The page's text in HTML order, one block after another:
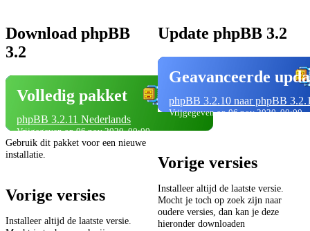
Download phpBB
3.2
Volledig pakket
phpBB 3.2.11 Nederlands
Vrijgegeven op 06 nov 2020, 00:00
Gebruik dit pakket voor een nieuwe
installatie.
Vorige versies
Installeer altijd de laatste versie.
Update phpBB 3.2
Geavanceerde
phpBB 3.2.10 naar phpBB
Vrijgegeven op 06 nov 2020, 00:00
Vorige versies
Installeer altijd de laatste versie.
Mocht je toch op zoek zijn naar
oudere versies, dan kan je deze
hieronder downloaden